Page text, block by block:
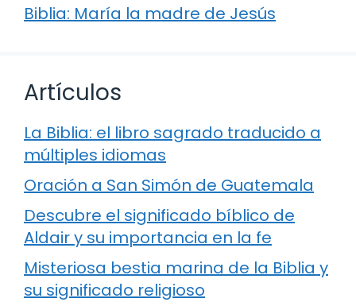
Biblia: María la madre de Jesús
Artículos
La Biblia: el libro sagrado traducido a
múltiples idiomas
Oración a San Simón de Guatemala
Descubre el significado bíblico de
Aldair y su importancia en la fe
Misteriosa bestia marina de la Biblia y
su significado religioso